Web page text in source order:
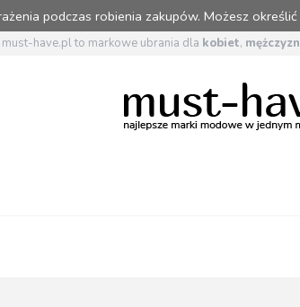
podczas robienia zakupów. Możesz
have.pl to markowe ubrania dla kobiet, mężczyzn